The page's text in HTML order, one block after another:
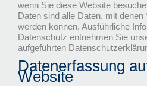
wenn Sie diese Website
Daten sind alle Daten, mit
werden können. Ausführliche
Datenschutz entnehmen Sie
aufgeführten
Datenerfassung
Website